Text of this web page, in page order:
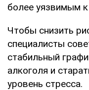
более уязвимым к
Чтобы снизить
специалисты
стабильный
алкоголя и
уровень стресса.